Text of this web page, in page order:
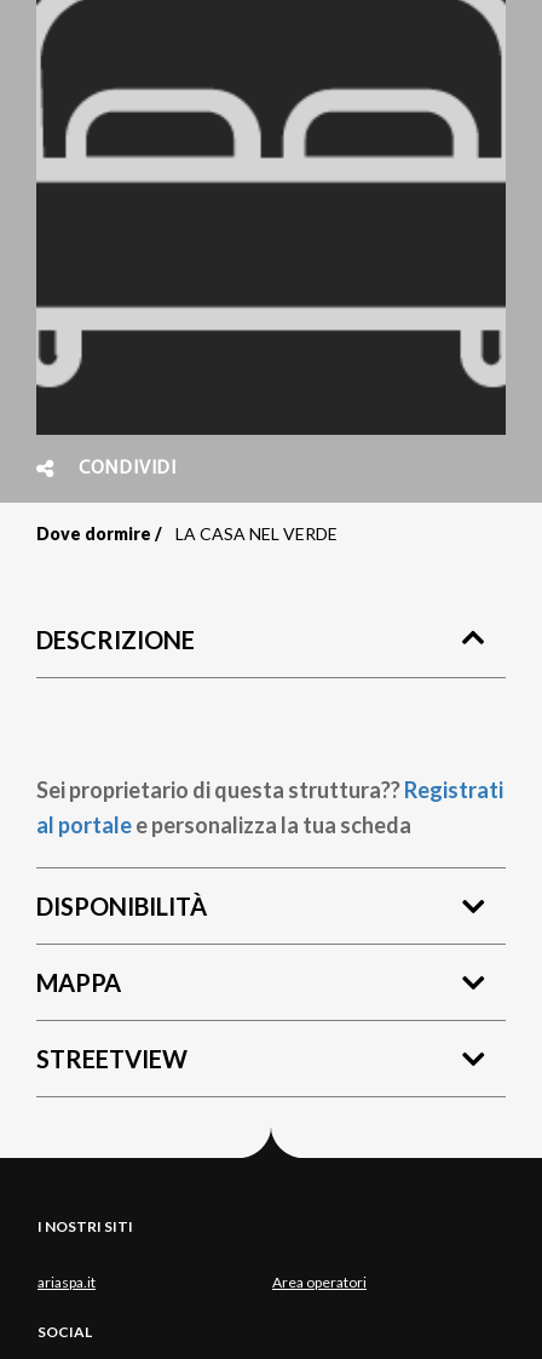
CONDIVIDI
pane
Dove dormire LA CASA NEL VERDE
DESCRIZIONE
Sei proprietario di questa struttura??Registrati
al portalee personalizza la tua scheda
DISPONIBILITÀ
MAPPA
STREETVIEW
I NOSTRI SITI
ariaspa.it Area operatori
SOCIAL